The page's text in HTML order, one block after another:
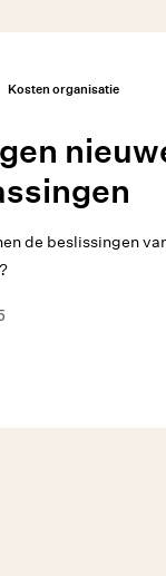
Kosten organisatie
de beslissingen